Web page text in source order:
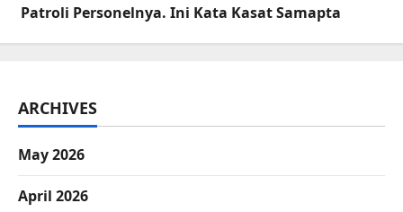
Patroli Personelnya. Ini Kata Kasat Samapta
ARCHIVES
May 2026
April 2026